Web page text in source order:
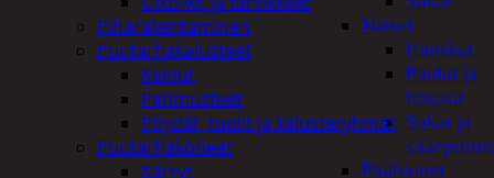
Naiset
Hanskat
Paidat ja
housut
Sukat ja
Päähineet
Piharakentaminen
Puutarhakalusteet
Keinut
Pehmusteet
Pöydät, tuolit ja kalusteryhmät
Puutarhakoneet
Kärryt